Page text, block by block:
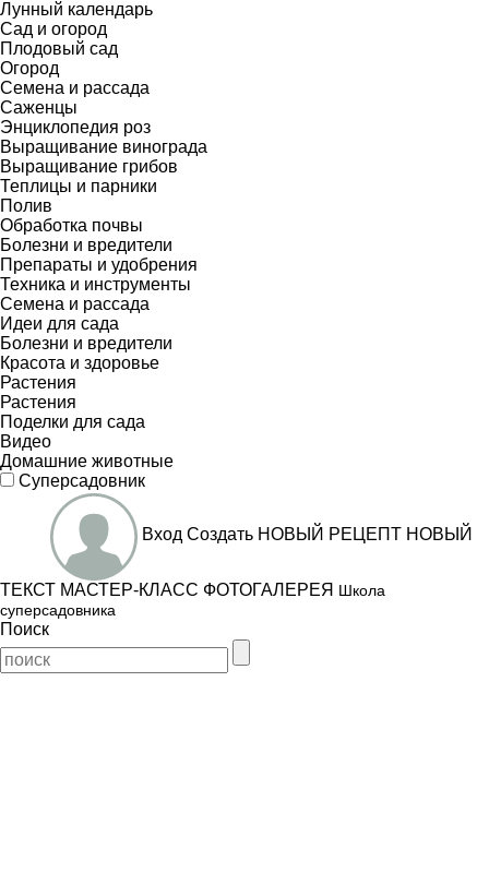
Лунный календарь
Сад и огород
Плодовый сад
Огород
Семена и рассада
Саженцы
Энциклопедия роз
Выращивание винограда
Выращивание грибов
Теплицы и парники
Полив
Обработка почвы
Болезни и вредители
Препараты и удобрения
Техника и инструменты
Семена и рассада
Идеи для сада
Болезни и вредители
Красота и здоровье
Растения
Растения
Поделки для сада
Видео
Домашние животные
Суперсадовник
Вход Создать НОВЫЙ РЕЦЕПТ НОВЫЙ
ТЕКСТ МАСТЕР-КЛАСС ФОТОГАЛЕРЕЯ Школа
суперсадовника
Поиск